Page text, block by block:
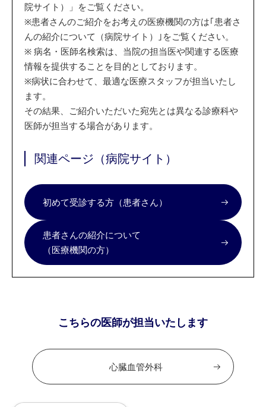
院サイト）」をご覧ください。
※患者さんのご紹介をお考えの医療機関の方は｢患者さ
んの紹介について（病院サイト）｣をご覧ください。
※ 病名・医師名検索は、当院の担当医や関連する医療
情報を提供することを目的としております。
※病状に合わせて、最適な医療スタッフが担当いたし
ます。
その結果、ご紹介いただいた宛先とは異なる診療科や
医師が担当する場合があります。
関連ページ（病院サイト）
初めて受診する方（患者さん）
患者さんの紹介について
（医療機関の方）
こちらの医師が担当いたします
心臓血管外科